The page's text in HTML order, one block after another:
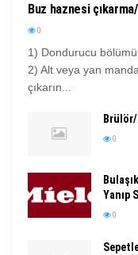
Buz haznesi
0
1) Dondurucu
2) Alt veya yan
çıkarın...
Brülör/
0
Yanıp
0